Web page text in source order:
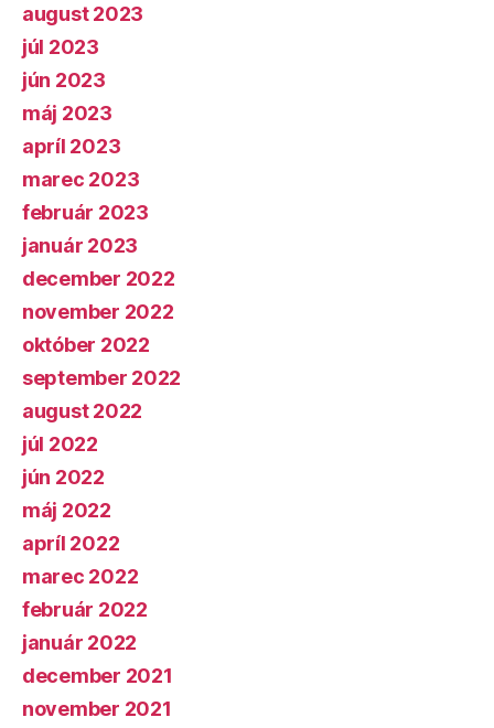
august 2023
júl 2023
jún 2023
máj 2023
apríl 2023
marec 2023
február 2023
január 2023
december 2022
november 2022
október 2022
september 2022
august 2022
júl 2022
jún 2022
máj 2022
apríl 2022
marec 2022
február 2022
január 2022
december 2021
november 2021